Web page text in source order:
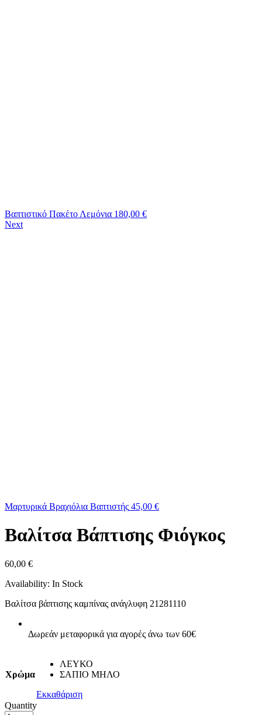
Βαπτιστικό Πακέτο Λεμόνια 180,00 €
Next
Μαρτυρικά Βραχιόλια Βαπτιστής 45,00 €
Βαλίτσα Βάπτισης Φιόγκος
60,00 €
Availability: In Stock
Βαλίτσα βάπτισης καμπίνας ανάγλυφη 21281110
Δωρεάν μεταφορικά για αγορές άνω των 60€
Χρώμα
ΛΕΥΚΟ
ΣΑΠΙΟ ΜΗΛΟ
Εκκαθάριση
Quantity